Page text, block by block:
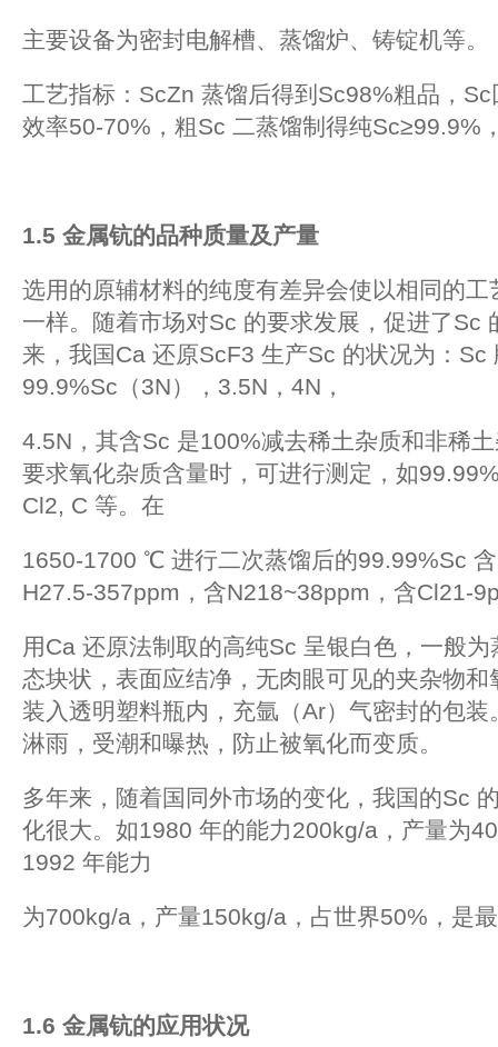
主要设备为密封电解槽、蒸馏炉、铸锭机等。
工艺指标：ScZn 蒸馏后得到Sc98%粗品，
效率50-70%，粗Sc 二蒸馏制得纯Sc≥99.9%
1.5 金属钪的品种质量及产量
选用的原辅材料的纯度有差异会使以相同的
一样。随着市场对Sc 的要求发展，促进了Sc
来，我国Ca 还原ScF3 生产Sc 的状况为：Sc
99.9%Sc（3N），3.5N，4N，
4.5N，其含Sc 是100%减去稀土杂质和非稀
要求氧化杂质含量时，可进行测定，如
Cl2, C 等。在
1650-1700 ℃ 进行二次蒸馏后的99.99%Sc
H27.5-357ppm，含N218~38ppm，含Cl21-
用Ca 还原法制取的高纯Sc 呈银白色，一般
态块状，表面应结净，无肉眼可见的夹杂物
装入透明塑料瓶内，充氩（Ar）气密封的包
淋雨，受潮和曝热，防止被氧化而变质。
多年来，随着国同外市场的变化，我国的Sc
化很大。如1980 年的能力200kg/a，产量为
1992 年能力
为700kg/a，产量150kg/a，占世界50%，是
1.6 金属钪的应用状况